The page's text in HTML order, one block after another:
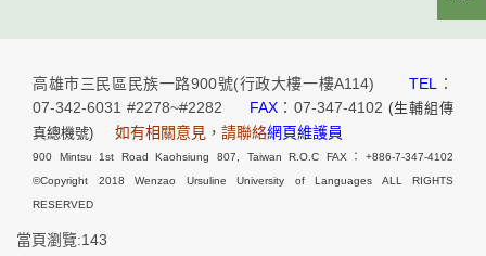
高雄市三民區民族一路900號(行政大樓一樓A114) TEL ：
07-342-6031 #2278~#2282 FAX：07-347-4102(生輔組傳
真總機號)
如有相關意見，請聯絡網頁維護員
900 Mintsu 1st Road Kaohsiung 807, Taiwan R.O.C FAX：+886-7-347-4102
©Copyright 2018 Wenzao Ursuline University of Languages ALL RIGHTS
RESERVED
當頁瀏覽:143